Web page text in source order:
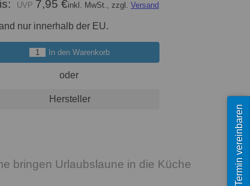
7,95 €inkl. MwSt., zzgl. Versand
nur innerhalb der EU.
In den Warenkorb
oder
Hersteller
bringen Urlaubslaune in die Küche
Termin vereinbaren